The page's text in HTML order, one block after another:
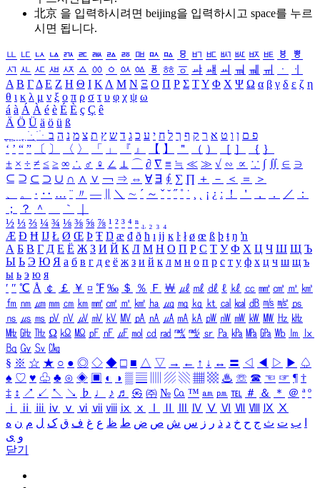
北京 을 입력하시려면 beijing을 입력하시고 space를 누르
시면 됩니다.
ㅥ ㅦ ㅧ ㅨ ㅩ ㅪ ㅫ ㅬ ㅭ ㅮ ㅯ ㅰ ㅱ ㅲ ㅳ ㅴ ㅵ ㅶ ㅷ ㅸ
ㅹ
ㅺ ㅻ ㅼ ㅽ ㅾ ㅿ ㆀ ㆁ ㆂ ㆃ ㆄ ㆅ ㆆ ㆇ ㆈ ㆉ ㆊ ㆋ ㆌ ㆍ
ㆎ
Α Β ΓΔ Ε Ζ Η Θ Ι ΚΛ Μ Ν Ξ Ο Π Ρ Σ ΤΥ Φ Χ Ψ Ω α β γ δ ε ζ η
θ ι κ λ μ ν ξ ο π ρ σ τ υ φ χ ψ ω
á à Á À é è É È ç Ç ê
Ä Ö Ü ä ö ü ß
ִֶֹ ֻּ ׁׂ פ ם ן ו ט א ר ק ף ך ל ח י ע כ ג ד ש ץ ת צ מ נ ה ב
‘ ’ “ ” 〔 〕 〈 〉 「 」 『 』 【 】 ＂ （ ） ［ ］ ｛ ｝
± × ÷ ≠ ≤ ≥ ∞ ∴ ♂ ♀ ∠ ⊥ ⌒ ∂ ∇ ≡ ≒ ≪ ≫ √ ∽ ∝ ∵ ∫ ∬ ∈ ∋
⊆ ⊇ ⊂ ⊃ ∪ ∩ ∧ ∨ ￢ ⇒ ⇔ ∀ ∃ ∮ ∑ ∏ ＋ － ＜ ＝
＞
、
。 · ‥ … ¨ 〃 ― ＼ ∼ ´ ～ ˇ ˘ ˝ ˚ ˙ ¸ ¡ ¿ ː ！ ＇ ， ． ／
：
；
？ ＾ ｀
½ ⅓ ⅔ ¼ ¾ ⅛ ⅜ ⅝ ⅞ ¹ ² ³ ⁴ ⁿ ₁ ₂ ₃ ₄
Æ Ð Ħ Ĳ Ł Ø Œ Þ Ŧ Ŋ æ đ ð ħ ı ĳ ĸ ŀ ł ø œ ß þ ŧ ŋ ŉ
А Б В Г Д Е Ё Ж З И Й К Л М Н О П Р С Т У Ф Х Ц Ч Ш Щ Ъ
Ы Ь Э Ю Я а б в г д е ё ж з и й к л м н о п р с т у ф х ц ч ш щ ъ
ы ь э ю я
′ ″ ℃ Å ￠ ￡ ￥ ¤ ℉ ‰ ＄ ％ Ｆ ￦ ㎕ ㎖ ㎗ ℓ ㎘ ㏄ ㎣ ㎤ ㎥ ㎦
㎙ ㎚ ㎛ ㎜ ㎝ ㎞ ㎟ ㎠ ㎡ ㎢ ㏊ ㎍ ㎎ ㎏ ㏏ ㎈ ㎉ ㏈ ㎧ ㎨ ㎰
㎱ ㎲ ㎳ ㎴ ㎵ ㎶ ㎷ ㎸ ㎹ ㎀ ㎁ ㎂ ㎃ ㎄ ㎺ ㎻ ㎽ ㎾ ㎿ ㎐ ㎑
㎒ ㎓ ㎔ Ω ㏀ ㏁ ㎊ ㎋ ㎌ ㏖ ㏅ ㎭ ㎮ ㎯ ㏛ ㎩ ㎪ ㎫ ㎬ ㏝ ㏐
㏓
㏃ ㏉ ㏜ ㏆
§ ※ ☆ ★ ○ ● ◎ ◇ ◆ □ ■ △ ▽ → ← ↑ ↓ ↔ 〓 ◁ ◀ ▷ ▶ ♤
♠ ♡ ♥ ♧ ♣ ⊙ ◈ ▣ ◐ ◑ ▒ ▤ ▨ ▧ ▦ ▩ ♨ ☏ ☎ ☜ ☞ ¶ †
‡ ↕ ↗ ↙ ↖ ↘ ♭ ♩ ♪ ♬ ㉿ ㈜ № ㏇ ™ ㏂ ㏘ ℡ ＃ ＆ ＊ ＠ ª º
ⅰ
ⅱ ⅲ ⅳ ⅴ ⅵ ⅶ ⅷ ⅸ ⅹ Ⅳ Ⅴ Ⅵ Ⅶ Ⅷ Ⅸ Ⅹ
ب ت ث ج ح خ د ذ ر ز س ش ص ض ط ظ ع غ ف ق ک ل م ن ه
و ی
닫기